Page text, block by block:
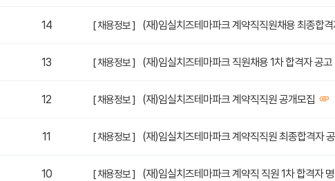
14 [ 채용정보 ] (재)임실치즈테마파크 계약직직원채용 최종합
13 [ 채용정보 ] (재)임실치즈테마파크 직원채용 1차 합격자 공고
12 [ 채용정보 ] (재)임실치즈테마파크 계약직직원 공개모집
11 [ 채용정보 ] (재)임실치즈테마파크 계약직직원 최종합격자
10 [ 채용정보 ] (재)임실치즈테마파크 계약직 직원 1차 합격자